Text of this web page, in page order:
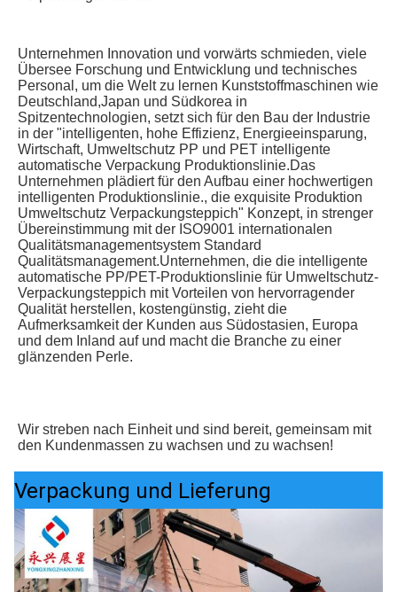
Unternehmen Innovation und vorwärts schmieden, viele
Übersee Forschung und Entwicklung und technisches
Personal, um die Welt zu lernen Kunststoffmaschinen wie
Deutschland,Japan und Südkorea in
Spitzentechnologien, setzt sich für den Bau der Industrie
in der "intelligenten, hohe Effizienz, Energieeinsparung,
Wirtschaft, Umweltschutz PP und PET intelligente
automatische Verpackung Produktionslinie.Das
Unternehmen plädiert für den Aufbau einer hochwertigen
intelligenten Produktionslinie., die exquisite Produktion
Umweltschutz Verpackungsteppich" Konzept, in strenger
Übereinstimmung mit der ISO9001 internationalen
Qualitätsmanagementsystem Standard
Qualitätsmanagement.Unternehmen, die die intelligente
automatische PP/PET-Produktionslinie für Umweltschutz-
Verpackungsteppich mit Vorteilen von hervorragender
Qualität herstellen, kostengünstig, zieht die
Aufmerksamkeit der Kunden aus Südostasien, Europa
und dem Inland auf und macht die Branche zu einer
glänzenden Perle.
Wir streben nach Einheit und sind bereit, gemeinsam mit
den Kundenmassen zu wachsen und zu wachsen!
Verpackung und Lieferung